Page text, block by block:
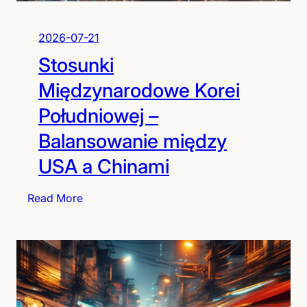
i
l
i
M
u
r
d
n
i
k
p
n
a
p
k
n
i
e
2026-07-21
Stosunki
Międzynarodowe Korei
Południowej –
Balansowanie między
USA a Chinami
Read More:
o
s
u
n